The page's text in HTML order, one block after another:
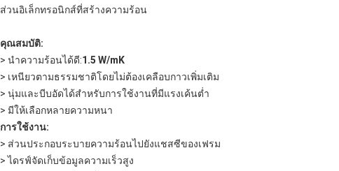
ส่วนอิเล็กทรอนิกส์ที่สร้างความร้อน
คุณสมบัติ:
> นำความร้อนได้ดี:1.5 W/mK
> เหนียวตามธรรมชาติโดยไม่ต้องเคลือบกาวเพิ่มเติม
> นุ่มและบีบอัดได้สำหรับการใช้งานที่มีแรงเค้นต่ำ
> มีให้เลือกหลายความหนา
การใช้งาน:
> ส่วนประกอบระบายความร้อนไปยังแชสซีของเฟรม
> ไดรฟ์จัดเก็บข้อมูลความเร็วสูง